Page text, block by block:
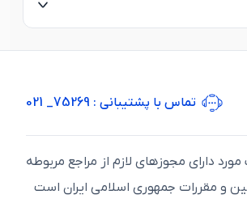
تماس با پشتیبانی : 75269_ 021
دارای مجوزهای لازم از مراجع مربوطه
و مقررات جمهوری اسلامی ايران است